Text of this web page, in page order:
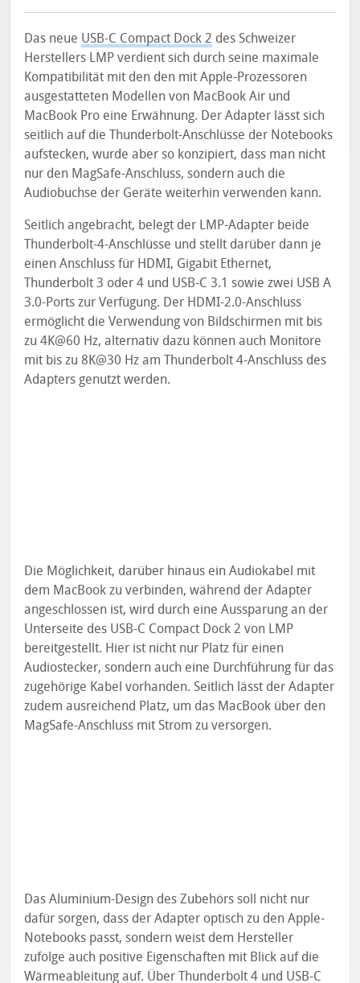
Das neue USB-C Compact Dock 2 des Schweizer
Herstellers LMP verdient sich durch seine maximale
Kompatibilität mit den den mit Apple-Prozessoren
ausgestatteten Modellen von MacBook Air und
MacBook Pro eine Erwähnung. Der Adapter lässt sich
seitlich auf die Thunderbolt-Anschlüsse der Notebooks
aufstecken, wurde aber so konzipiert, dass man nicht
nur den MagSafe-Anschluss, sondern auch die
Audiobuchse der Geräte weiterhin verwenden kann.
Seitlich angebracht, belegt der LMP-Adapter beide
Thunderbolt-4-Anschlüsse und stellt darüber dann je
einen Anschluss für HDMI, Gigabit Ethernet,
Thunderbolt 3 oder 4 und USB-C 3.1 sowie zwei USB A
3.0-Ports zur Verfügung. Der HDMI-2.0-Anschluss
ermöglicht die Verwendung von Bildschirmen mit bis
zu 4K@60 Hz, alternativ dazu können auch Monitore
mit bis zu 8K@30 Hz am Thunderbolt 4-Anschluss des
Adapters genutzt werden.
Die Möglichkeit, darüber hinaus ein Audiokabel mit
dem MacBook zu verbinden, während der Adapter
angeschlossen ist, wird durch eine Aussparung an der
Unterseite des USB-C Compact Dock 2 von LMP
bereitgestellt. Hier ist nicht nur Platz für einen
Audiostecker, sondern auch eine Durchführung für das
zugehörige Kabel vorhanden. Seitlich lässt der Adapter
zudem ausreichend Platz, um das MacBook über den
MagSafe-Anschluss mit Strom zu versorgen.
Das Aluminium-Design des Zubehörs soll nicht nur
dafür sorgen, dass der Adapter optisch zu den Apple-
Notebooks passt, sondern weist dem Hersteller
zufolge auch positive Eigenschaften mit Blick auf die
Wärmeableitung auf. Über Thunderbolt 4 und USB-C